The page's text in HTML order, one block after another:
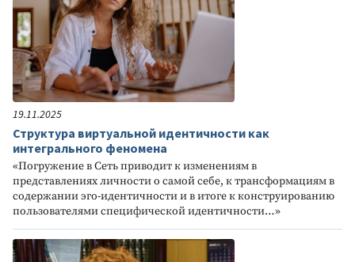
19.11.2025
Структура виртуальной идентичности как
интегрального феномена
«Погружение в Сеть приводит к изменениям в
представлениях личности о самой себе, к трансформациям в
содержании эго-идентичности и в итоге к конструированию
пользователями специфической идентичности…»